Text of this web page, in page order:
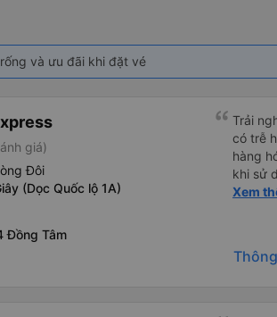
và ưu đãi khi đặt vé
giá)
Đôi
(Dọc Quốc lộ 1A)
Đồng Tâm
Trải
có trễ
hàng
khi sử
thiệu
Xem